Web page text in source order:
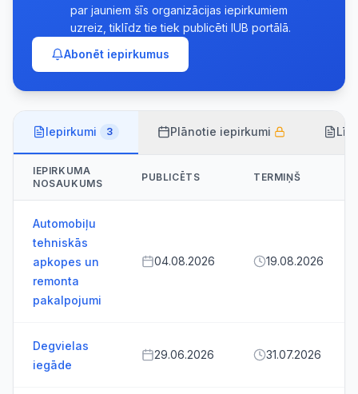
par jauniem šīs organizācijas iepirkumiem
uzreiz, tiklīdz tie tiek publicēti IUB portālā.
Abonēt iepirkumus
Iepirkumi 3 Plānotie iepirkumi
IEPIRKUMA
NOSAUKUMS
PUBLICĒTS TERMIŅŠ
Automobiļu
tehniskās
apkopes un
remonta
pakalpojumi
04.08.2026 19.08.2026
Degvielas
iegāde
29.06.2026 31.07.2026